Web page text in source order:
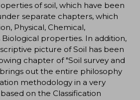
of soil, which have been
separate chapters, which
Physical, Chemical,
Biological properties. In addition,
picture of Soil has been
chapter of "Soil survey and
out the entire philosophy
methodology in a very
on the Classification